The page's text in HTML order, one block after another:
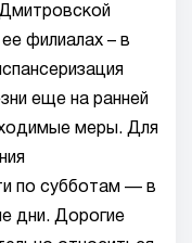
филиалах – в
еще на ранней
меры. Для
по субботам — в
дни. Дорогие